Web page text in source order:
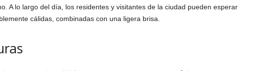
A lo largo del día, los residentes y visitantes de la ciudad pueden esperar
cálidas, combinadas con una ligera brisa.